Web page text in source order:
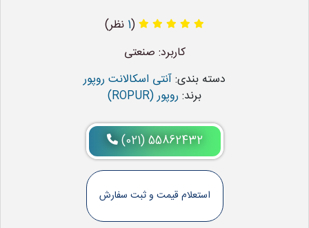
(
1 نظر)
کاربرد: صنعتی
دسته بندی:آنتی اسکالانت روپور
برند: روپور (ROPUR)
(021) 55862432
استعلام قیمت و ثبت سفارش